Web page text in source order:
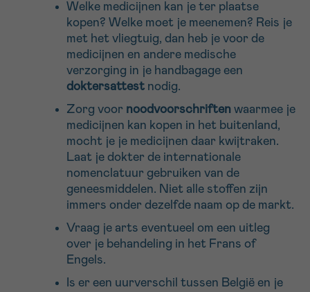
Welke medicijnen kan je ter plaatse
kopen? Welke moet je meenemen? Reis je
met het vliegtuig, dan heb je voor de
medicijnen en andere medische
verzorging in je handbagage een
doktersattest nodig.
Zorg voor noodvoorschriften waarmee je
medicijnen kan kopen in het buitenland,
mocht je je medicijnen daar kwijtraken.
Laat je dokter de internationale
nomenclatuur gebruiken van de
geneesmiddelen. Niet alle stoffen zijn
immers onder dezelfde naam op de markt.
Vraag je arts eventueel om een uitleg
over je behandeling in het Frans of
Engels.
Is er een uurverschil tussen België en je